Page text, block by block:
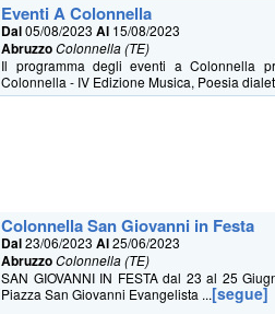
Eventi A Colonnella
Dal05/08/2023Al 15/08/2023
AbruzzoColonnella (TE)
Il programma degli eventi a Colonnella
Colonnella - IV Edizione Musica, Poesia
Colonnella San Giovanni in Festa
Dal23/06/2023Al25/06/2023
AbruzzoColonnella (TE)
SAN GIOVANNI IN FESTA dal 23 al 25
Piazza San Giovanni Evangelista ​ ...[segue]